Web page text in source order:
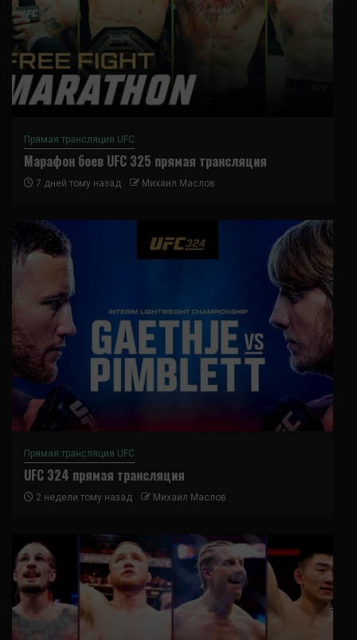
Прямая трансляция UFC
Марафон боев UFC 325 прямая трансляция
7 дней тому назад Михаил Маслов
Прямая трансляция UFC
UFC 324 прямая трансляция
2 недели тому назад Михаил Маслов